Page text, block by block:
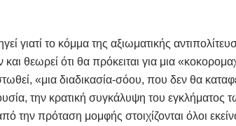
γιατί το κόμμα της αξιωματικής
θεωρεί ότι θα πρόκειται για μια
«μια διαδικασία-σόου, που δεν θα
την κρατική συγκάλυψη του εγκλήματος
την πρόταση μομφής στοιχίζονται όλοι